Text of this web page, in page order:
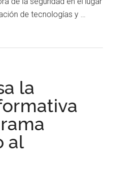
de tecnologías y …
la
al